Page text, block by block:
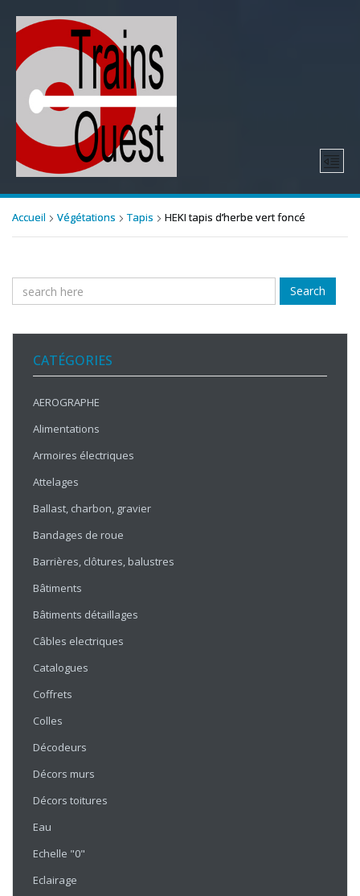
Accueil Végétations Tapis HEKI tapis d’herbe vert foncé
Search
CATÉGORIES
AEROGRAPHE
Alimentations
Armoires électriques
Attelages
Ballast, charbon, gravier
Bandages de roue
Barrières, clôtures, balustres
Bâtiments
Bâtiments détaillages
Câbles electriques
Catalogues
Coffrets
Colles
Décodeurs
Décors murs
Décors toitures
Eau
Echelle "0"
Eclairage